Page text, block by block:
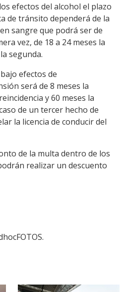
efectos del alcohol el plazo
de tránsito dependerá de la
sangre que podrá ser de
vez, de 18 a 24 meses la
segunda.
efectos de
será de 8 meses la
y 60 meses la
de un tercer hecho de
la licencia de conducir del
de la multa dentro de los
realizar un descuento